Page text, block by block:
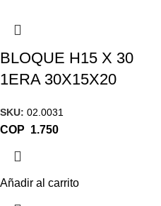
BLOQUE H15 X 30
1ERA 30X15X20
SKU: 02.0031
COP
Añadir al carrito